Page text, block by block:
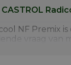
NF Premix
vraag van
te voldoen